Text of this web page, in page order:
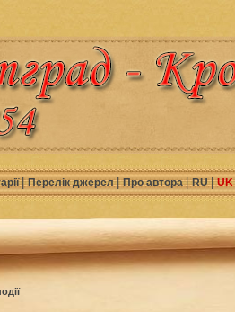
|Перелік джерел|Про автора|RU|UK